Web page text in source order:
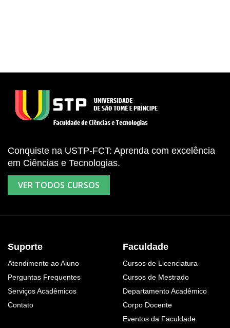
Conquiste na USTP-FCT: Aprenda com excelência
em Ciências e Tecnologias.
VER TODOS CURSOS
Suporte
Atendimento ao Aluno
Perguntas Frequentes
Serviços Acadêmicos
Contato
Faculdade
Cursos de Licenciatura
Cursos de Mestrado
Departamento Acadêmico
Corpo Docente
Eventos da Faculdade